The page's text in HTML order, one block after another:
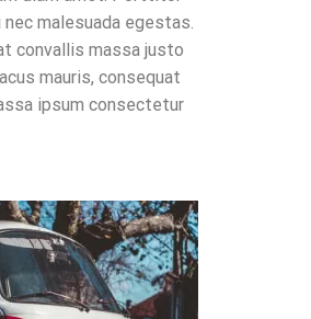
malesuada egestas.
convallis massa justo
mauris, consequat
ipsum consectetur